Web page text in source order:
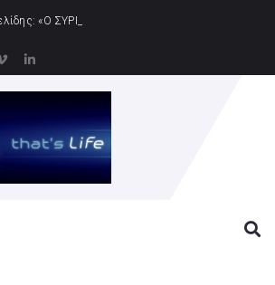
«Ο ΣΥΡΙΖΑ-ΠΣ είναι εδώ – πλήρης πο